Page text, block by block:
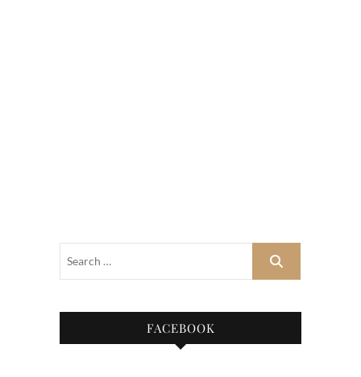
FACEBOOK